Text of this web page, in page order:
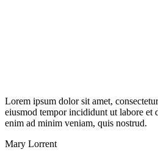
Lorem ipsum dolor sit amet,
eiusmod tempor incididunt ut labore et
enim ad minim veniam, quis nostrud.
Mary Lorrent